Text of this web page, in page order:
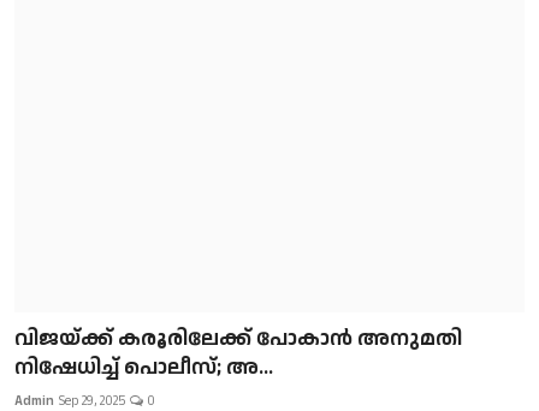
വിജയ്ക്ക് കരൂരിലേക്ക് പോകാൻ അനുമതി
നിഷേധിച്ച് പൊലീസ്; അ...
Admin Sep 29, 2025 0